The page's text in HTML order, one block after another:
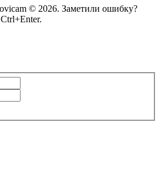
© 2026. Заметили ошибку?